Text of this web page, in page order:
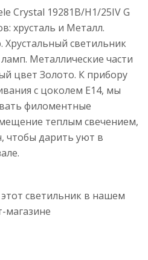
Crystal 19281B/H1/25IV G
хрусталь и Металл.
светильник
Металлические части
цвет Золото. К прибору
с цоколем E14, мы
филоментные
теплым свечением,
чтобы дарить уют в
светильник в нашем
магазине